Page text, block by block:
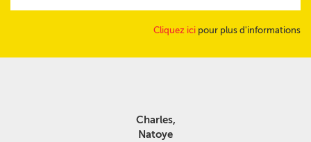
Cliquez ici pour plus d'informations
Charles,
Natoye